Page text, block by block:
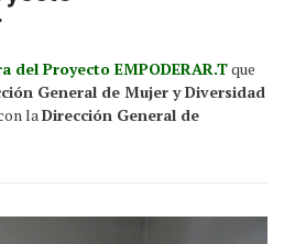
del Proyecto EMPODERAR.Tque
General de Mujer y Diversidad
laDirección General de